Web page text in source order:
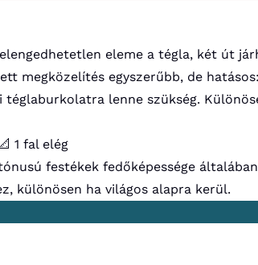
eleme a tégla, két út
megközelítés egyszerűbb, de
lenne szükség.
📐 1 fal elég
festékek fedőképessége
különösen ha világos alapra kerül.